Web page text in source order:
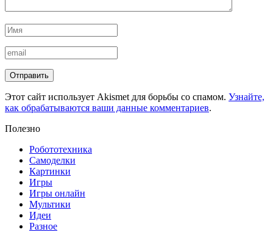
Этот сайт использует Akismet для борьбы со спамом. Узнайте,
как обрабатываются ваши данные комментариев.
Полезно
Робототехника
Самоделки
Картинки
Игры
Игры онлайн
Мультики
Идеи
Разное